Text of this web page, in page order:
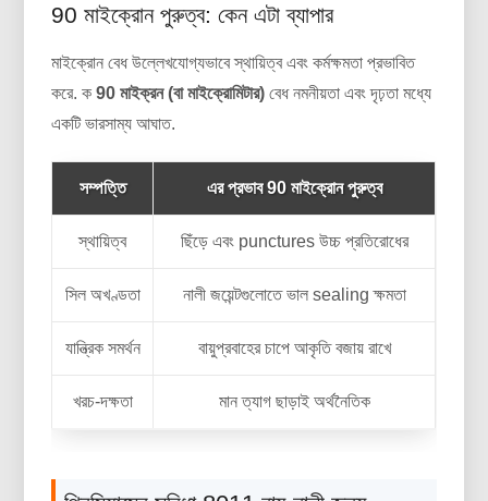
90 মাইক্রোন পুরুত্ব: কেন এটা ব্যাপার
মাইক্রোন বেধ উল্লেখযোগ্যভাবে স্থায়িত্ব এবং কর্মক্ষমতা প্রভাবিত
করে. ক90 মাইক্রন (বা মাইক্রোমিটার) বেধ নমনীয়তা এবং দৃঢ়তা মধ্যে
একটি ভারসাম্য আঘাত.
সম্পত্তি এর প্রভাব 90 মাইক্রোন পুরুত্ব
স্থায়িত্ব ছিঁড়ে এবং punctures উচ্চ প্রতিরোধের
সিল অখণ্ডতা নালী জয়েন্টগুলোতে ভাল sealing ক্ষমতা
যান্ত্রিক সমর্থন বায়ুপ্রবাহের চাপে আকৃতি বজায় রাখে
খরচ-দক্ষতা মান ত্যাগ ছাড়াই অর্থনৈতিক